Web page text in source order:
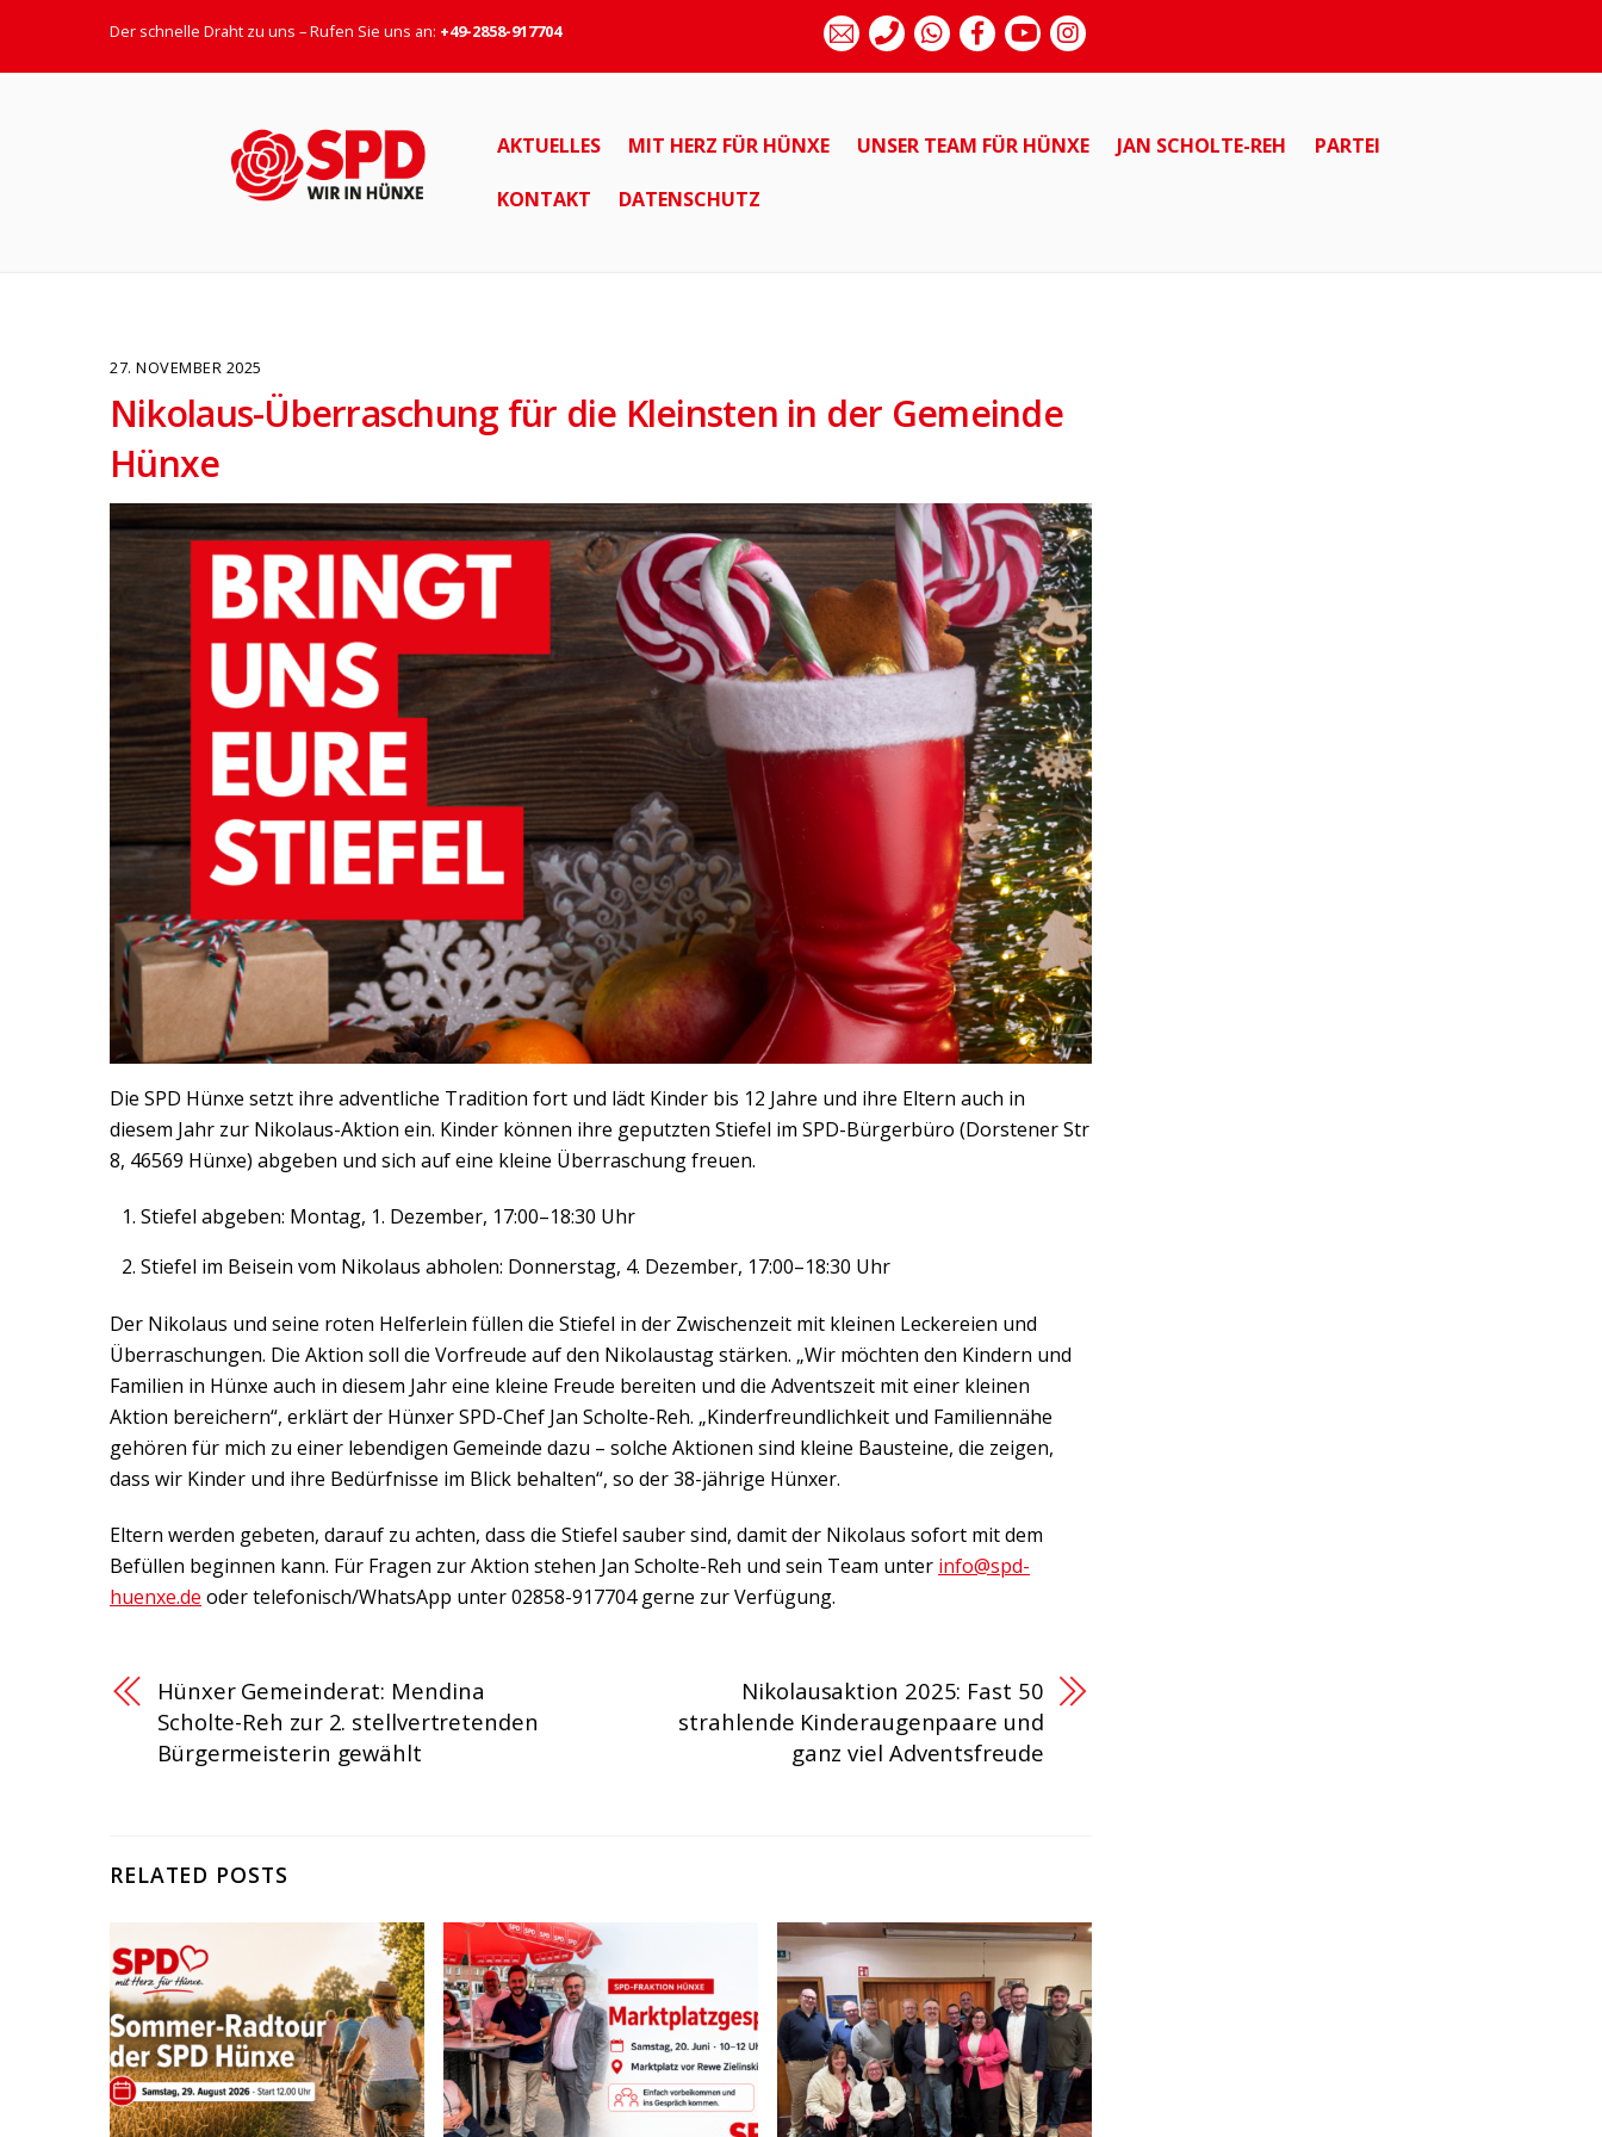
Der schnelle Draht zu uns – Rufen Sie uns an: +49-2858-917704
AKTUELLES MIT HERZ FÜR HÜNXE UNSER TEAM FÜR HÜNXE JAN SCHOLTE-REH PARTEI
KONTAKT DATENSCHUTZ
27. NOVEMBER 2025
Nikolaus-Überraschung für die Kleinsten in der Gemeinde
Hünxe
Die SPD Hünxe setzt ihre adventliche Tradition fort und lädt Kinder bis 12 Jahre und ihre Eltern auch in
diesem Jahr zur Nikolaus-Aktion ein. Kinder können ihre geputzten Stiefel im SPD-Bürgerbüro (Dorstener Str
8, 46569 Hünxe) abgeben und sich auf eine kleine Überraschung freuen.
Stiefel abgeben: Montag, 1. Dezember, 17:00–18:30 Uhr
Stiefel im Beisein vom Nikolaus abholen: Donnerstag, 4. Dezember, 17:00–18:30 Uhr
Der Nikolaus und seine roten Helferlein füllen die Stiefel in der Zwischenzeit mit kleinen Leckereien und
Überraschungen. Die Aktion soll die Vorfreude auf den Nikolaustag stärken. „Wir möchten den Kindern und
Familien in Hünxe auch in diesem Jahr eine kleine Freude bereiten und die Adventszeit mit einer kleinen
Aktion bereichern“, erklärt der Hünxer SPD-Chef Jan Scholte-Reh. „Kinderfreundlichkeit und Familiennähe
gehören für mich zu einer lebendigen Gemeinde dazu – solche Aktionen sind kleine Bausteine, die zeigen,
dass wir Kinder und ihre Bedürfnisse im Blick behalten“, so der 38-jährige Hünxer.
Eltern werden gebeten, darauf zu achten, dass die Stiefel sauber sind, damit der Nikolaus sofort mit dem
Befüllen beginnen kann. Für Fragen zur Aktion stehen Jan Scholte-Reh und sein Team unter info@spd-
huenxe.de oder telefonisch/WhatsApp unter 02858-917704 gerne zur Verfügung.
Hünxer Gemeinderat: Mendina
Scholte-Reh zur 2. stellvertretenden
Bürgermeisterin gewählt
Nikolausaktion 2025: Fast 50
strahlende Kinderaugenpaare und
ganz viel Adventsfreude
RELATED POSTS